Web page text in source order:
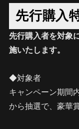
先行購入
先行購入者を対象
施いたします。
◆対象者
キャンペーン期間
から抽選で、豪華